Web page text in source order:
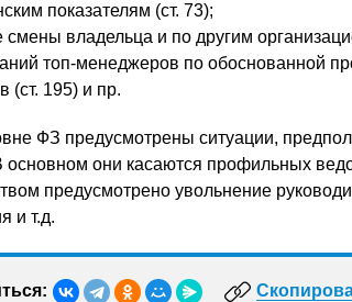
показателям (ст. 73);
смены владельца и по другим
топ-менеджеров по обоснованной
(ст. 195) и пр.
ФЗ предусмотрены ситуации,
основном они касаются профильных
предусмотрено увольнение
и т.д.